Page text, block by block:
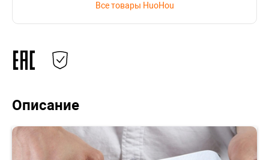
Все товары HuoHou
Описание